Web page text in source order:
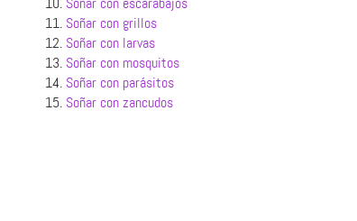
11. Soñar con grillos
12. Soñar con larvas
13. Soñar con mosquitos
14. Soñar con parásitos
15. Soñar con zancudos